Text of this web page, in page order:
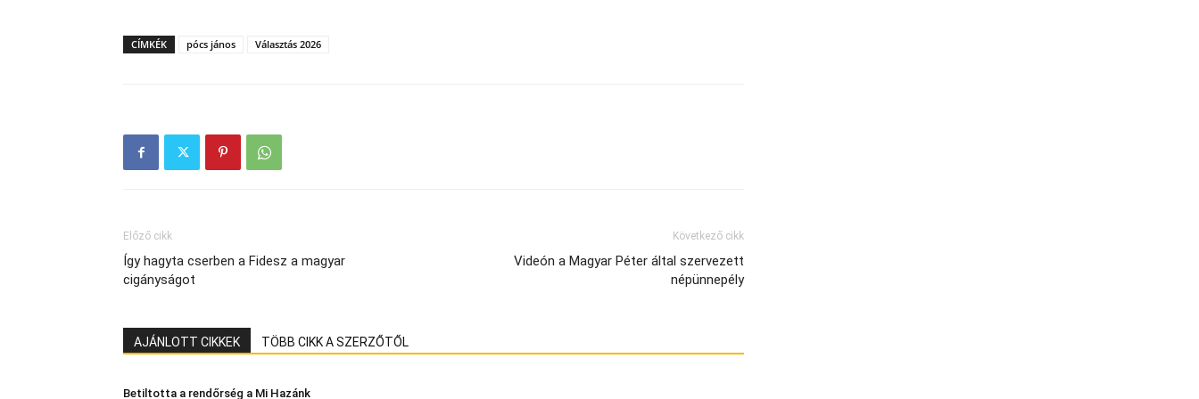
CÍMKÉK pócs jános Választás 2026
Előző cikk
Így hagyta cserben a Fidesz a magyar
cigányságot
Következő cikk
Videón a Magyar Péter által szervezett
népünnepély
AJÁNLOTT CIKKEK TÖBB CIKK A SZERZŐTŐL
Betiltotta a rendőrség a Mi Hazánk